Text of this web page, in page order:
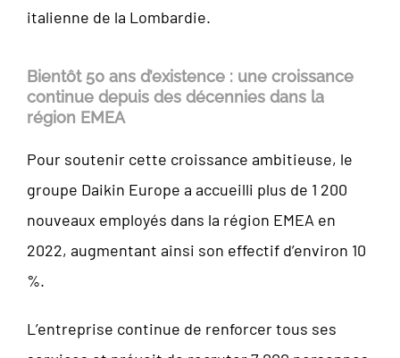
italienne de la Lombardie.
Bientôt 50 ans d’existence : une croissance
continue depuis des décennies dans la
région EMEA
Pour soutenir cette croissance ambitieuse, le
groupe Daikin Europe a accueilli plus de 1 200
nouveaux employés dans la région EMEA en
2022, augmentant ainsi son effectif d’environ 10
%.
L’entreprise continue de renforcer tous ses